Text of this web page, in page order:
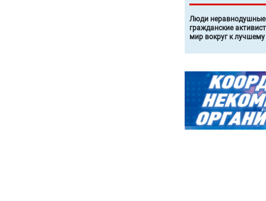
Люди неравнодушные
гражданские
мир вокруг к лучшему